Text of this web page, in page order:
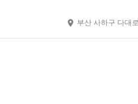
부산 사하구 다대